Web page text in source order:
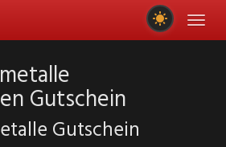
Gutschein
Gutschein